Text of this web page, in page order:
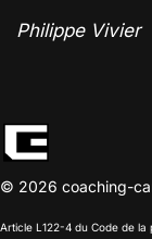
Philippe Vivier
© 2026 coaching-
Article L122-4 du Code de